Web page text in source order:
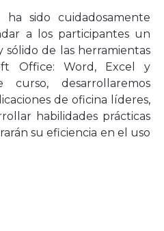
ha sido cuidadosamente
a los participantes un
de las herramientas
Office: Word, Excel y
curso, desarrollaremos
de oficina líderes,
habilidades prácticas
su eficiencia en el uso